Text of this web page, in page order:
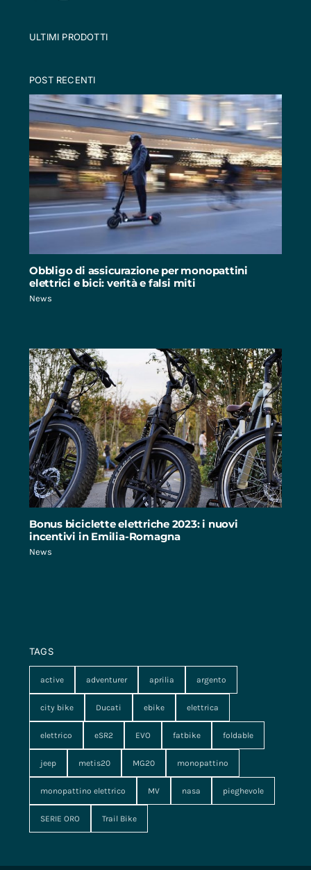
ULTIMI PRODOTTI
POST RECENTI
Obbligo di assicurazione per monopattini
elettrici e bici: verità e falsi miti
News
Bonus biciclette elettriche 2023: i nuovi
incentivi in Emilia-Romagna
News
TAGS
active adventurer aprilia argento
city bike Ducati ebike elettrica
elettrico eSR2 EVO fatbike foldable
jeep metis20 MG20 monopattino
monopattino elettrico MV nasa pieghevole
SERIE ORO Trail Bike